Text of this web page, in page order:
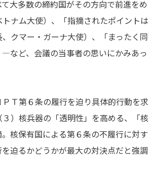
大多数の締約国がその方向で前進をめ
ナム大使）、「指摘されたポイントは
クマー・ガーナ大使）、「まったく同
など、会議の当事者の思いにかみあっ
Ｔ第６条の履行を迫り具体的行動を求
）核兵器の「透明性」を高める、「核
核保有国による第６条の不履行に対す
迫るかどうかが最大の対決点だと強調